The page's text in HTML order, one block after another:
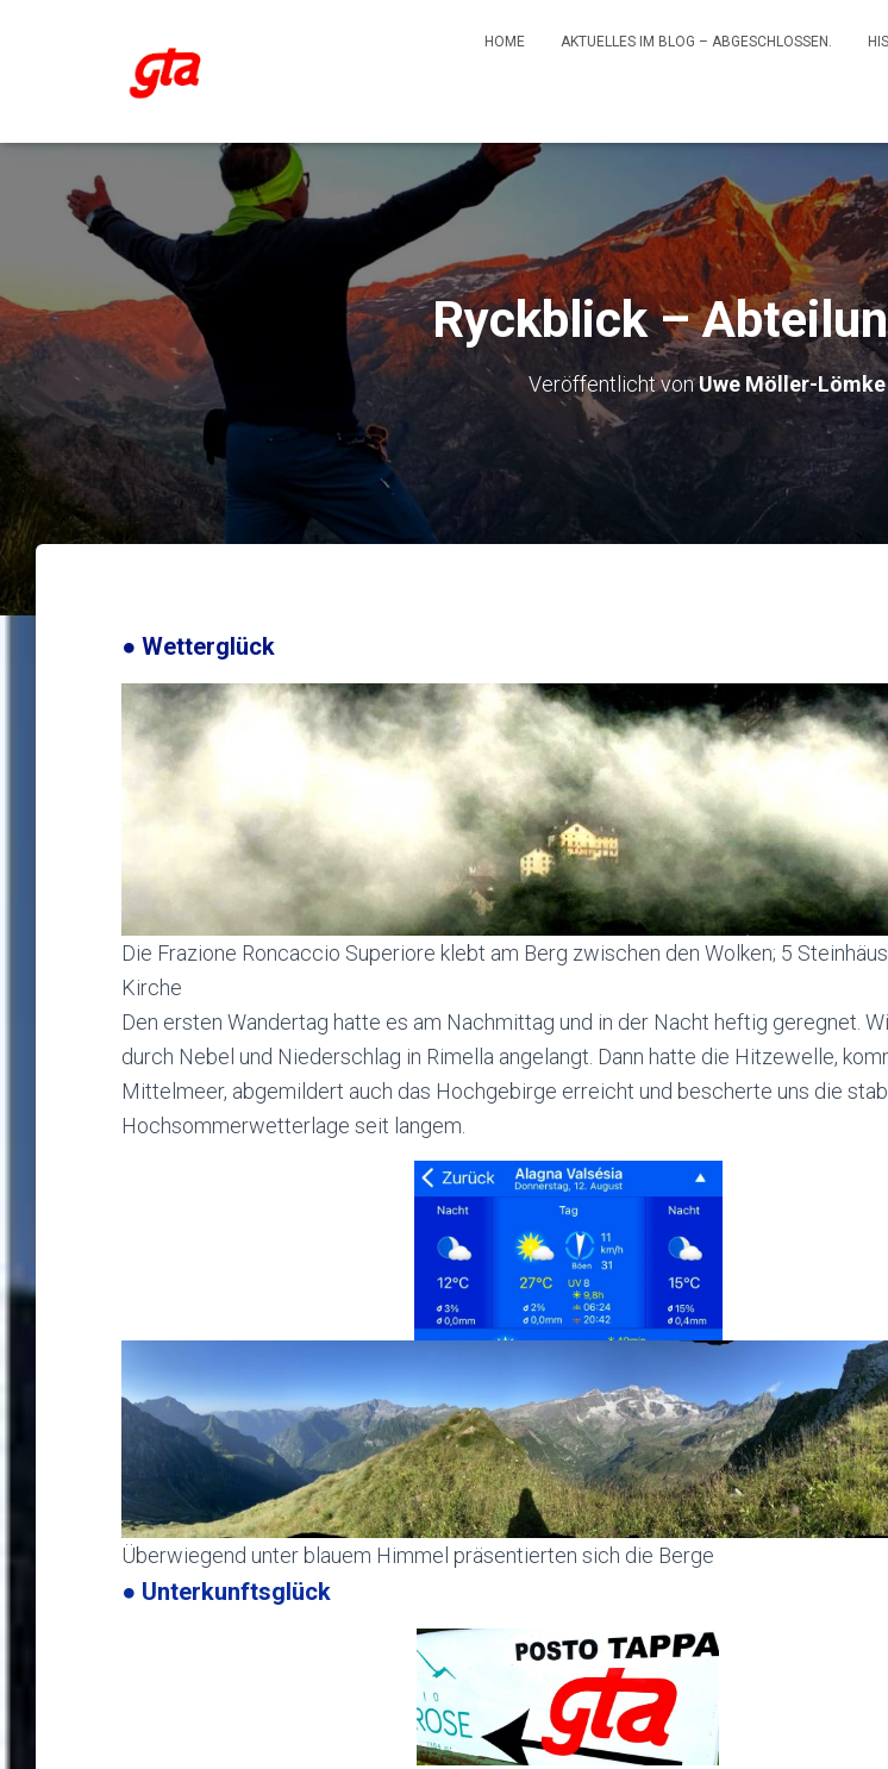
HOME AKTUELLES IM BLOG – ABGESCHLOSSEN.
Ryckblick –
Veröffentlicht vonUwe Möller-Lömke
● Wetterglück
Die Frazione Roncaccio Superiore klebt am Berg zwischen den Wolken; 5
Kirche
Den ersten Wandertag hatte es am Nachmittag und in der Nacht heftig geregnet.
durch Nebel und Niederschlag in Rimella angelangt. Dann hatte die Hitzewelle,
Mittelmeer, abgemildert auch das Hochgebirge erreicht und bescherte uns die
Hochsommerwetterlage seit langem.
Überwiegend unter blauem Himmel präsentierten sich die Berge
● Unterkunftsglück